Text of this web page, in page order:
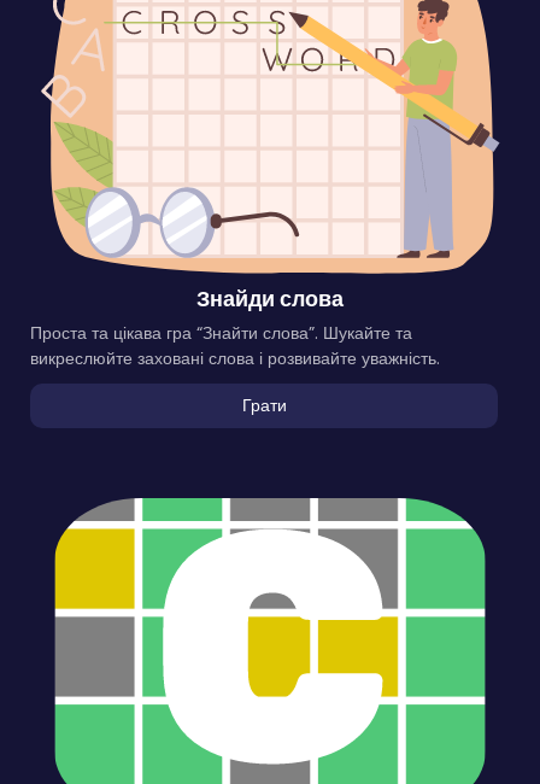
Знайди слова
Проста та цікава гра “Знайти слова”. Шукайте та
викреслюйте заховані слова і розвивайте уважність.
Грати